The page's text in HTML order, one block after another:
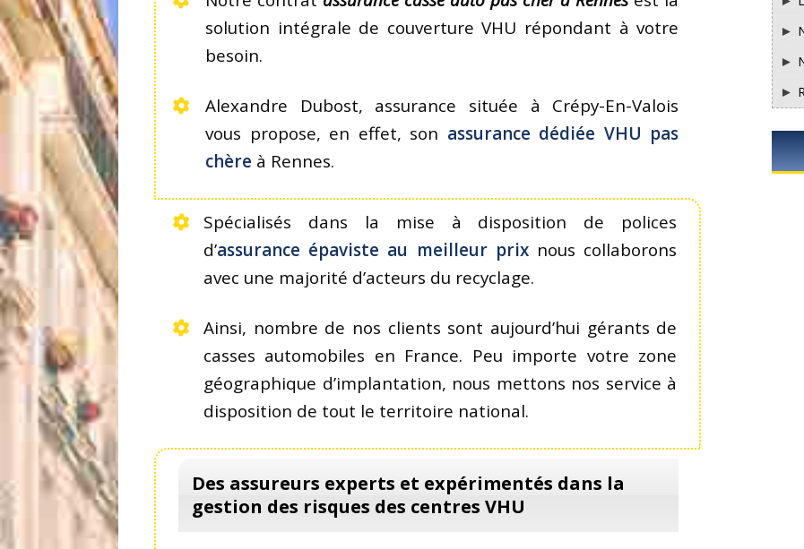
solution intégrale de couverture VHU répondant à votre
besoin.
Alexandre Dubost, assurance située à Crépy-En-Valois
vous propose, en effet, son assurance dédiée VHU pas
chère à Rennes.
Spécialisés dans la mise à disposition de polices
d’assurance épaviste au meilleur prixnous collaborons
avec une majorité d’acteurs du recyclage.
Ainsi, nombre de nos clients sont aujourd’hui gérants de
casses automobiles en France. Peu importe votre zone
géographique d’implantation, nous mettons nos service à
disposition de tout le territoire national.
Des assureurs experts et expérimentés dans la
gestion des risques des centres VHU